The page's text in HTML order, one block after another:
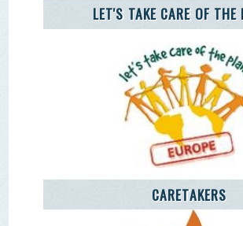
AGÊNCIA JOVEM NOTÍCIAS
Termos de Uso | Privacidade | Litígio Consumo